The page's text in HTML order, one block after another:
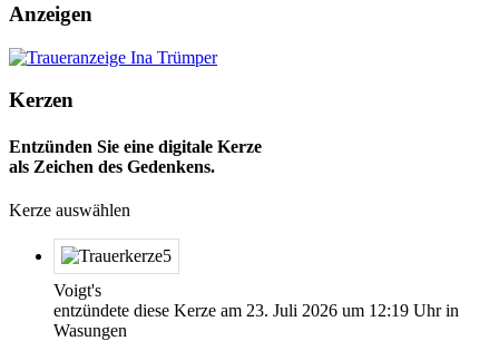
Anzeigen
Kerzen
Entzünden Sie eine digitale Kerze
als Zeichen des Gedenkens.
Kerze auswählen
Voigt's
entzündete diese Kerze am 23. Juli 2026 um 12:19 Uhr in
Wasungen